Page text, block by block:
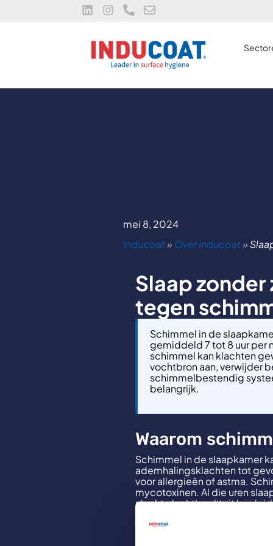
mei 8, 2024
Inducoat» Over Inducoat»
Slaap
tegen
Schimmel in de
gemiddeld 7 tot 8 uur per
schimmel kan klachten
vochtbron aan, verwijder
schimmelbestendig
belangrijk.
Waarom
Schimmel in de slaapkamer
ademhalingsklachten tot
voor allergieën of astma.
mycotoxinen. Al die uren
slechte luchtkwaliteit kan
pak ze snel aan.